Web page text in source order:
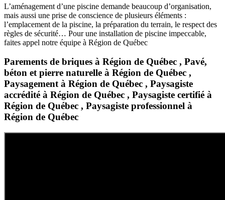
L’aménagement d’une piscine demande beaucoup d’organisation,
mais aussi une prise de conscience de plusieurs éléments :
l’emplacement de la piscine, la préparation du terrain, le respect des
règles de sécurité… Pour une installation de piscine impeccable,
faites appel notre équipe à Région de Québec
Parements de briques à Région de Québec , Pavé,
béton et pierre naturelle à Région de Québec ,
Paysagement à Région de Québec , Paysagiste
accrédité à Région de Québec , Paysagiste certifié à
Région de Québec , Paysagiste professionnel à
Région de Québec